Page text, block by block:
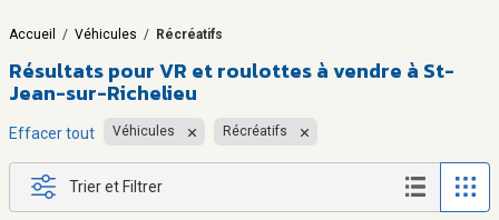
Accueil / Véhicules / Récréatifs
Résultats pourVR et roulottes à vendre à St-
Jean-sur-Richelieu
Effacer tout Véhicules Récréatifs
Trier et Filtrer